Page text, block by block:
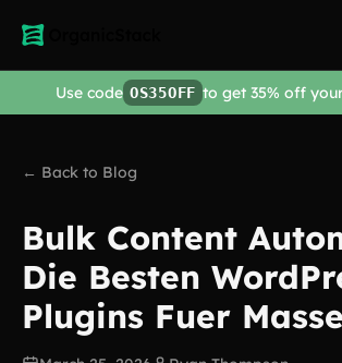
Use code OS35OFF to get 35% off
← Back to Blog
Bulk Content
Die Besten
Plugins Fuer